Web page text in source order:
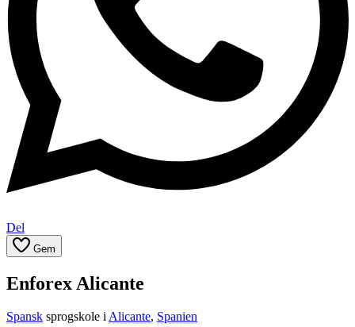
Del
Gem
Enforex Alicante
Spansk sprogskole iAlicante, Spanien